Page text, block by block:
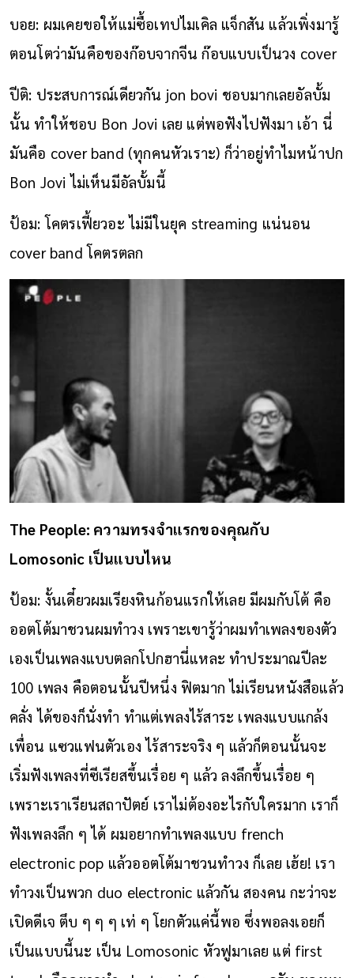
บอย: ผมเคยขอให้แม่ซื้อเทปไมเคิล แจ็กสัน แล้วเพิ่งมารู้
ตอนโตว่ามันคือของก๊อบจากจีน ก๊อบแบบเป็นวง cover
ปีติ: ประสบการณ์เดียวกัน jon bovi ชอบมากเลยอัลบั้ม
นั้น ทำให้ชอบ Bon Jovi เลย แต่พอฟังไปฟังมา เอ้า นี่
มันคือ cover band (ทุกคนหัวเราะ) ก็ว่าอยู่ทำไมหน้าปก
Bon Jovi ไม่เห็นมีอัลบั้มนี้
ป้อม: โคตรเฟี้ยวอะ ไม่มีในยุค streaming แน่นอน
cover band โคตรตลก
The People: ความทรงจำแรกของคุณกับ
Lomosonic เป็นแบบไหน
ป้อม: งั้นเดี๋ยวผมเรียงหินก้อนแรกให้เลย มีผมกับโต้ คือ
ออตโต้มาชวนผมทำวง เพราะเขารู้ว่าผมทำเพลงของตัว
เองเป็นเพลงแบบตลกโปกฮานี่แหละ ทำประมาณปีละ
100 เพลง คือตอนนั้นปีหนึ่ง ฟิตมาก ไม่เรียนหนังสือแล้ว
คลั่ง ได้ของก็นั่งทำ ทำแต่เพลงไร้สาระ เพลงแบบแกล้ง
เพื่อน แซวแฟนตัวเอง ไร้สาระจริง ๆ แล้วก็ตอนนั้นจะ
เริ่มฟังเพลงที่ซีเรียสขึ้นเรื่อย ๆ แล้ว ลงลึกขึ้นเรื่อย ๆ
เพราะเราเรียนสถาปัตย์ เราไม่ต้องอะไรกับใครมาก เราก็
ฟังเพลงลึก ๆ ได้ ผมอยากทำเพลงแบบ french
electronic pop แล้วออตโต้มาชวนทำวง ก็เลย เฮ้ย! เรา
ทำวงเป็นพวก duo electronic แล้วกัน สองคน กะว่าจะ
เปิดดีเจ ตึบ ๆ ๆ ๆ เท่ ๆ โยกตัวแค่นี้พอ ซึ่งพอลงเอยก็
เป็นแบบนี้นะ เป็น Lomosonic หัวฟูมาเลย แต่ first